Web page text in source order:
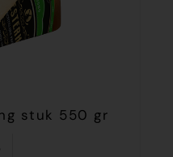
stuk 550 gr